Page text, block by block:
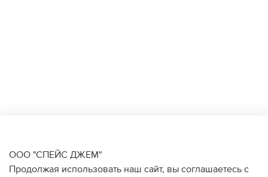
ООО "СПЕЙС ДЖЕМ"
Продолжая использовать наш сайт, вы соглашаетесь с